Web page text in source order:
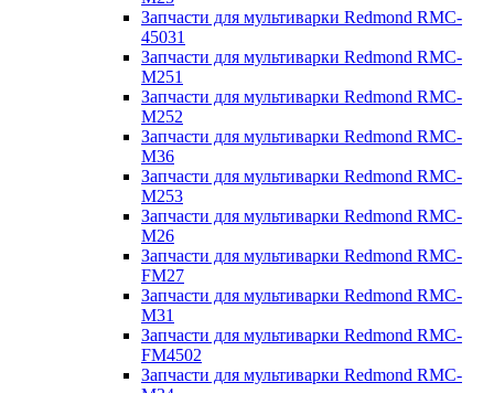
Запчасти для мультиварки Redmond RMC-
45031
Запчасти для мультиварки Redmond RMC-
M251
Запчасти для мультиварки Redmond RMC-
M252
Запчасти для мультиварки Redmond RMC-
M36
Запчасти для мультиварки Redmond RMC-
M253
Запчасти для мультиварки Redmond RMC-
M26
Запчасти для мультиварки Redmond RMC-
FM27
Запчасти для мультиварки Redmond RMC-
M31
Запчасти для мультиварки Redmond RMC-
FM4502
Запчасти для мультиварки Redmond RMC-